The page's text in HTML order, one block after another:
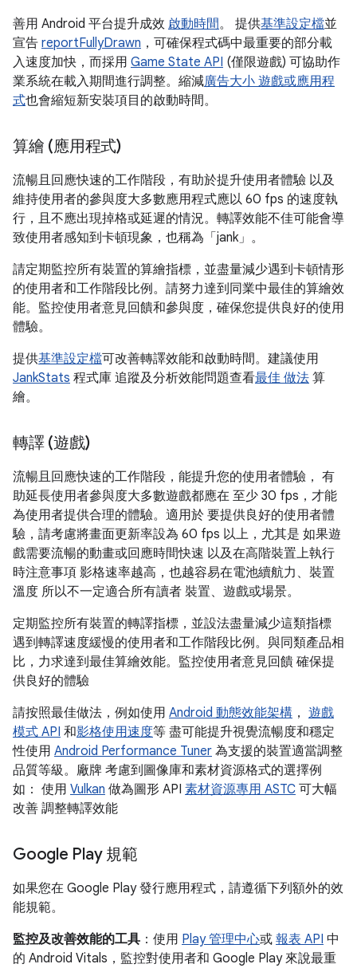
善用 Android 平台提升成效 啟動時間。 提供基準設定檔並
宣告 reportFullyDrawn ，可確保程式碼中最重要的部分載
入速度加快，而採用 Game State API (僅限遊戲) 可協助作
業系統在載入期間進行調整。縮減廣告大小 遊戲或應用程
式也會縮短新安裝項目的啟動時間。
算繪 (應用程式)
流暢且回應快速的工作階段，有助於提升使用者體驗 以及
維持使用者的參與度大多數應用程式應以 60 fps 的速度執
行，且不應出現掉格或延遲的情況。轉譯效能不佳可能會導
致使用者感知到卡頓現象，也稱為「jank」 。
請定期監控所有裝置的算繪指標，並盡量減少遇到卡頓情形
的使用者和工作階段比例。請努力達到同業中最佳的算繪效
能。監控使用者意見回饋和參與度，確保您提供良好的使用
體驗。
提供基準設定檔可改善轉譯效能和啟動時間。建議使用
JankStats 程式庫 追蹤及分析效能問題查看最佳 做法 算
繪。
轉譯 (遊戲)
流暢且回應快速的工作階段，能提升您的使用者體驗， 有
助延長使用者參與度大多數遊戲都應在 至少 30 fps，才能
為使用者提供合理的體驗。適用於 要提供良好的使用者體
驗，請考慮將畫面更新率設為 60 fps 以上，尤其是 如果遊
戲需要流暢的動畫或回應時間快速 以及在高階裝置上執行
時注意事項 影格速率越高，也越容易在電池續航力、裝置
溫度 所以不一定適合所有讀者 裝置、遊戲或場景。
定期監控所有裝置的轉譯指標，並設法盡量減少這類指標
遇到轉譯速度緩慢的使用者和工作階段比例。與同類產品相
比，力求達到最佳算繪效能。監控使用者意見回饋 確保提
供良好的體驗
請按照最佳做法，例如使用 Android 動態效能架構 ， 遊戲
模式 API 和影格使用速度等 盡可能提升視覺流暢度和穩定
性使用 Android Performance Tuner 為支援的裝置適當調整
品質等級。廠牌 考慮到圖像庫和素材資源格式的選擇例
如： 使用 Vulkan 做為圖形 API 素材資源專用 ASTC 可大幅
改善 調整轉譯效能
Google Play 規範
如果您在 Google Play 發行應用程式，請遵循下列額外的效
能規範。
監控及改善效能的工具 ：使用 Play 管理中心或 報表 API 中
的 Android Vitals，監控對使用者和 Google Play 來說最重